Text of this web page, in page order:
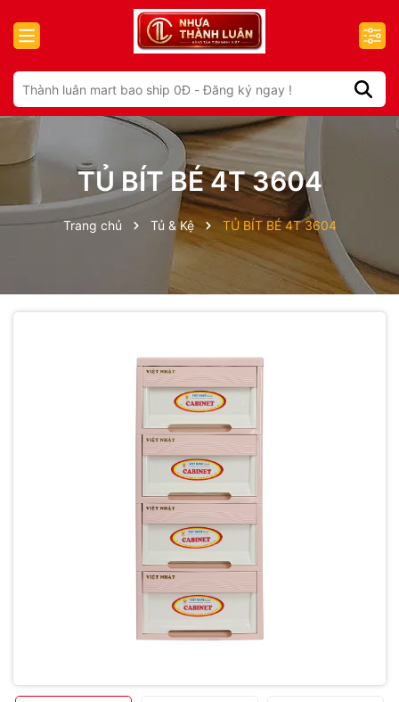
TỦ BÍT BÉ 4T 3604
Trang chủ Tủ & Kệ TỦ BÍT BÉ 4T 3604